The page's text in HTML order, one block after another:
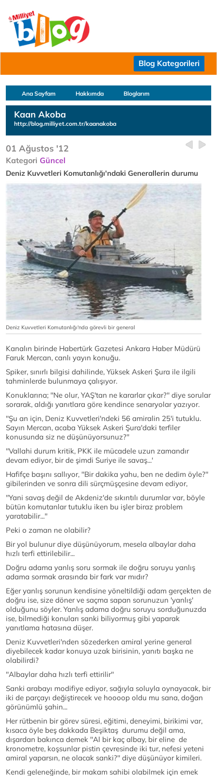
Blog Kategorileri
Ana Sayfam Hakkımda Bloglarım
Kaan Akoba
http://blog.milliyet.com.tr/kaanakoba
01 Ağustos '12
Kategori Güncel
Deniz Kuvvetleri Komutanlığı'ndaki Generallerin durumu
Deniz Kuvvetleri Komutanlığı'nda görevli bir general
Kanalın birinde Habertürk Gazetesi Ankara Haber Müdürü
Faruk Mercan, canlı yayın konuğu.
Spiker, sınırlı bilgisi dahilinde, Yüksek Askeri Şura ile ilgili
tahminlerde bulunmaya çalışıyor.
Konuklarına; ''Ne olur, YAŞ'tan ne kararlar çıkar?'' diye sorular
sorarak, aldığı yanıtlara göre kendince senaryolar yazıyor.
''Şu an için, Deniz Kuvvetleri'ndeki 56 amiralin 25'i tutuklu.
Sayın Mercan, acaba Yüksek Askeri Şura'daki terfiler
konusunda siz ne düşünüyorsunuz?''
''Vallahi durum kritik, PKK ile mücadele uzun zamandır
devam ediyor, bir de şimdi Suriye ile savaş...'
Hafifçe başını sallıyor, ''Bir dakika yahu, ben ne dedim öyle?''
gibilerinden ve sonra dili sürçmüşçesine devam ediyor,
''Yani savaş değil de Akdeniz'de sıkıntılı durumlar var, böyle
bütün komutanlar tutuklu iken bu işler biraz problem
yaratabilir...''
Peki o zaman ne olabilir?
Bir yol bulunur diye düşünüyorum, mesela albaylar daha
hızlı terfi ettirilebilir...
Doğru adama yanlış soru sormak ile doğru soruyu yanlış
adama sormak arasında bir fark var mıdır?
Eğer yanlış sorunun kendisine yöneltildiği adam gerçekten de
doğru ise, size döner ve saçma sapan sorunuzun 'yanlış'
olduğunu söyler. Yanlış adama doğru soruyu sorduğunuzda
ise, bilmediği konuları sanki biliyormuş gibi yaparak
yanıtlama hatasına düşer.
Deniz Kuvvetleri'nden sözederken amiral yerine general
diyebilecek kadar konuya uzak birisinin, yanıtı başka ne
olabilirdi?
''Albaylar daha hızlı terfi ettirilir''
Sanki arabayı modifiye ediyor, sağıyla soluyla oynayacak, bir
iki de parçayı değiştirecek ve hoooop oldu mu sana, doğan
görünümlü şahin...
Her rütbenin bir görev süresi, eğitimi, deneyimi, birikimi var,
kısaca öyle beş dakkada Beşiktaş durumu değil ama,
dışardan bakınca demek ''Al bir kaç albay, bir eline de
kronometre, koşsunlar pistin çevresinde iki tur, nefesi yeteni
amiral yaparsın, ne olacak sanki?'' diye düşünüyor kimileri.
Kendi geleneğinde, bir makam sahibi olabilmek için emek